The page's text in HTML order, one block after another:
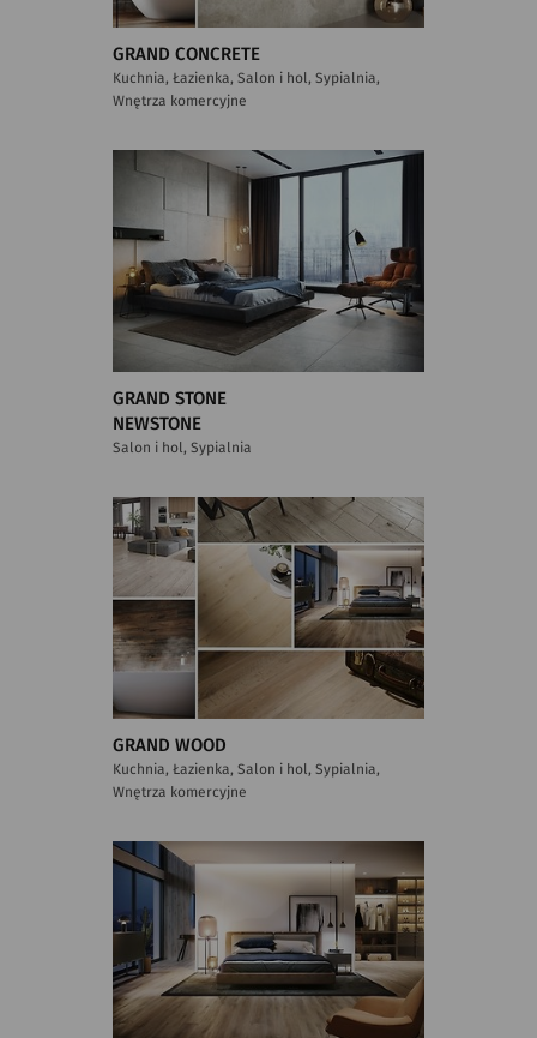
GRAND CONCRETE
Kuchnia, Łazienka, Salon i hol, Sypialnia,
Wnętrza komercyjne
GRAND STONE
NEWSTONE
Salon i hol, Sypialnia
GRAND WOOD
Kuchnia, Łazienka, Salon i hol, Sypialnia,
Wnętrza komercyjne